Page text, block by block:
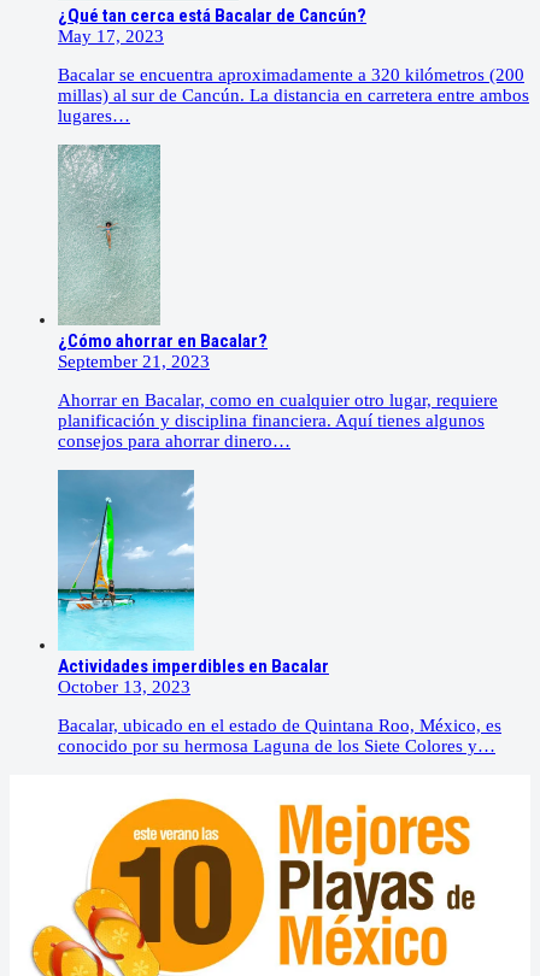
¿Qué tan cerca está Bacalar de Cancún?
May 17, 2023
Bacalar se encuentra aproximadamente a 320 kilómetros (200
millas) al sur de Cancún. La distancia en carretera entre ambos
lugares…
¿Cómo ahorrar en Bacalar?
September 21, 2023
Ahorrar en Bacalar, como en cualquier otro lugar, requiere
planificación y disciplina financiera. Aquí tienes algunos
consejos para ahorrar dinero…
Actividades imperdibles en Bacalar
October 13, 2023
Bacalar, ubicado en el estado de Quintana Roo, México, es
conocido por su hermosa Laguna de los Siete Colores y…